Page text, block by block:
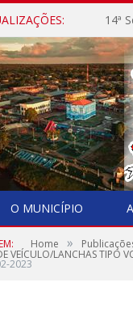
14ª
O MUNICÍPIO
Home »
VEÍCULO/LANCHAS TIPO
2023